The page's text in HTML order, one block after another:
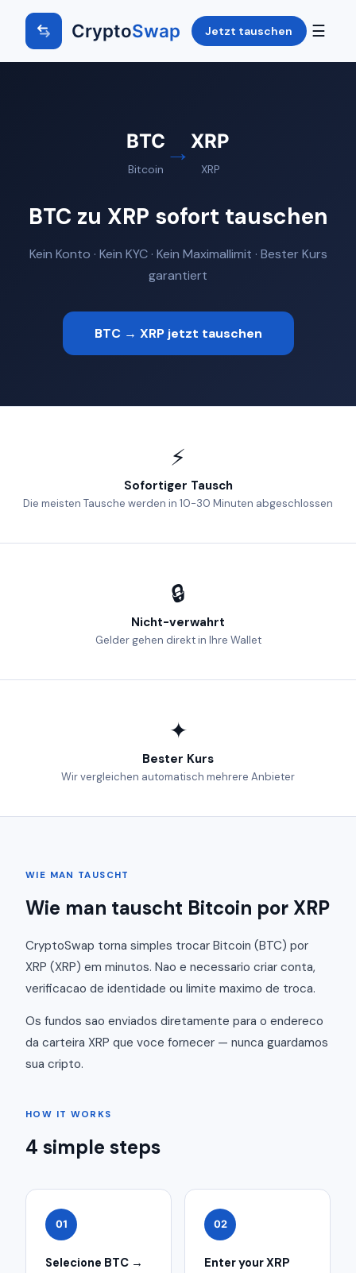
CryptoSwap Jetzt tauschen ☰
BTC
Bitcoin
→ XRP
XRP
BTC zu XRP sofort tauschen
Kein Konto · Kein KYC · Kein Maximallimit · Bester Kurs
garantiert
BTC → XRP jetzt tauschen
⚡
Sofortiger Tausch
Die meisten Tausche werden in 10-30 Minuten abgeschlossen
🔒
Nicht-verwahrt
Gelder gehen direkt in Ihre Wallet
✦
Bester Kurs
Wir vergleichen automatisch mehrere Anbieter
WIE MAN TAUSCHT
Wie man tauscht Bitcoin por XRP
CryptoSwap torna simples trocar Bitcoin (BTC) por
XRP (XRP) em minutos. Nao e necessario criar conta,
verificacao de identidade ou limite maximo de troca.
Os fundos sao enviados diretamente para o endereco
da carteira XRP que voce fornecer — nunca guardamos
sua cripto.
HOW IT WORKS
4 simple steps
01
Selecione BTC →
02
Enter your XRP